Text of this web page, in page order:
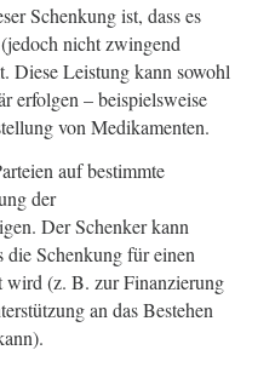
Schenkung ist, dass es
nicht zwingend
Diese Leistung kann sowohl
erfolgen – beispielsweise
von Medikamenten.
auf bestimmte
der
Der Schenker kann
die Schenkung für einen
wird (z. B. zur Finanzierung
an das Bestehen